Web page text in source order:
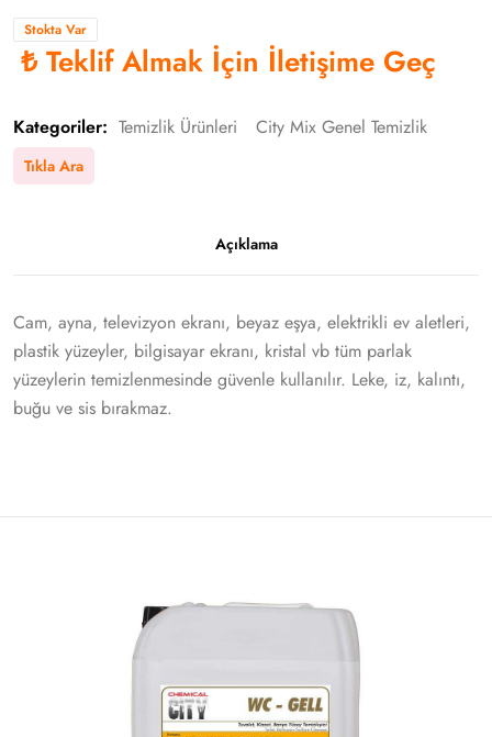
Stokta Var
₺Teklif Almak İçin İletişime Geç
Kategoriler: Temizlik Ürünleri City Mix Genel Temizlik
Tıkla Ara
Açıklama
Cam, ayna, televizyon ekranı, beyaz eşya, elektrikli ev aletleri,
plastik yüzeyler, bilgisayar ekranı, kristal vb tüm parlak
yüzeylerin temizlenmesinde güvenle kullanılır. Leke, iz, kalıntı,
buğu ve sis bırakmaz.